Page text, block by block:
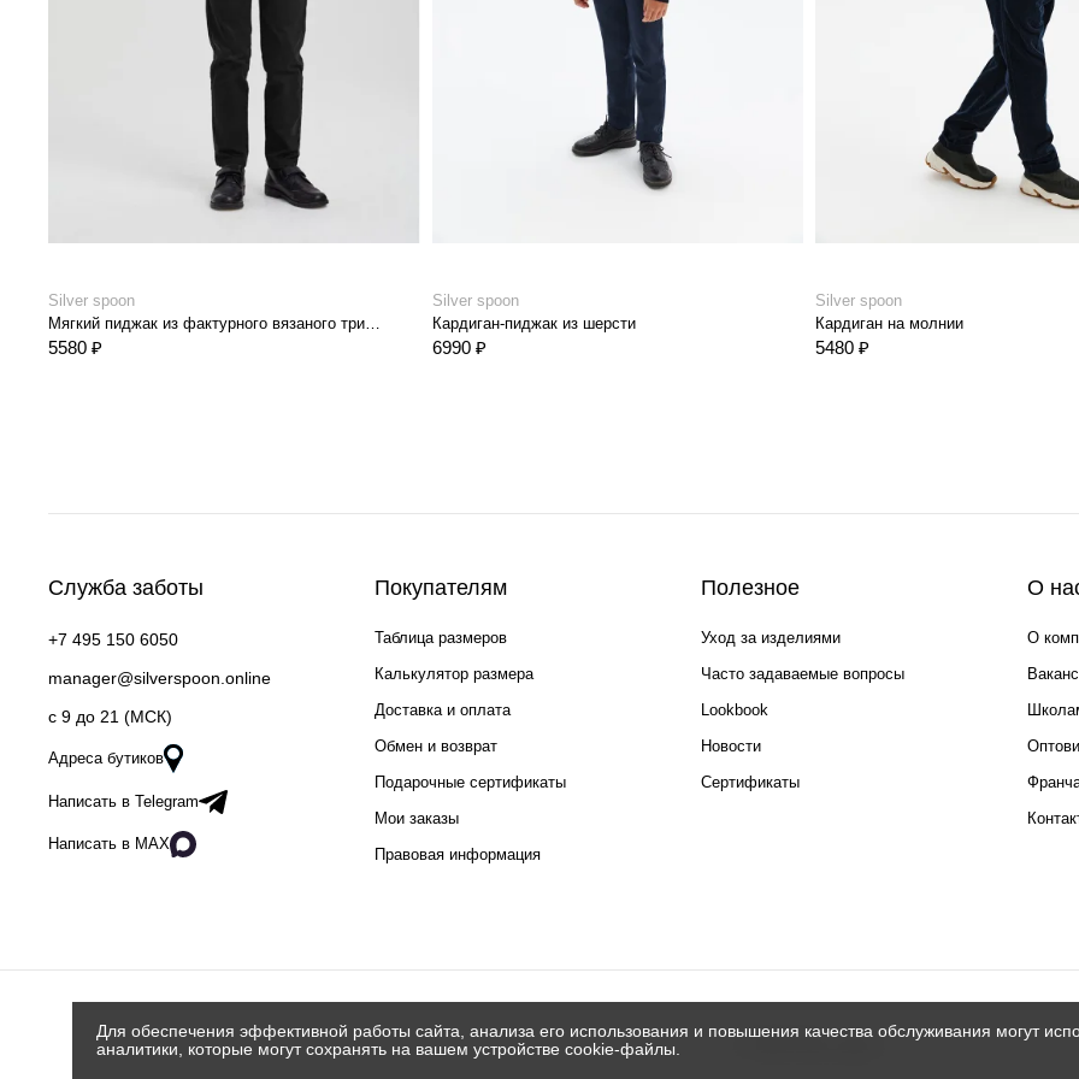
Silver spoon
5580 ₽
Silver spoon
Кардиган-пиджак из шерсти
6990 ₽
Silver spoon
Кардиган на молнии
5480 ₽
Служба заботы
+7 495 150 6050
manager@silverspoon.online
c 9 до 21 (МСК)
Адреса бутиков
Написать в Telegram
Написать в MAX
Покупателям
Таблица размеров
Калькулятор размера
Доставка и оплата
Обмен и возврат
Подарочные сертификаты
Мои заказы
Правовая информация
Полезное
Уход за изделиями
Часто задаваемые вопросы
Lookbook
Новости
Сертификаты
О
О
Для обеспечения эффективной работы сайта, анализа его использования и повышения качества обслуживания могут
аналитики, которые могут сохранять на вашем устройстве cookie-файлы.